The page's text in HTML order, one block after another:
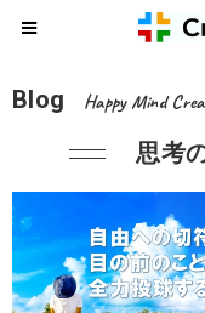
Blog Happy Mind
思考